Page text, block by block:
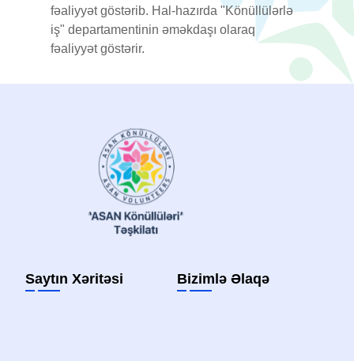
fəaliyyət göstərib. Hal-hazırda "Könüllülərlə
iş" departamentinin əməkdaşı olaraq
fəaliyyət göstərir.
Saytın Xəritəsi Bizimlə Əlaqə